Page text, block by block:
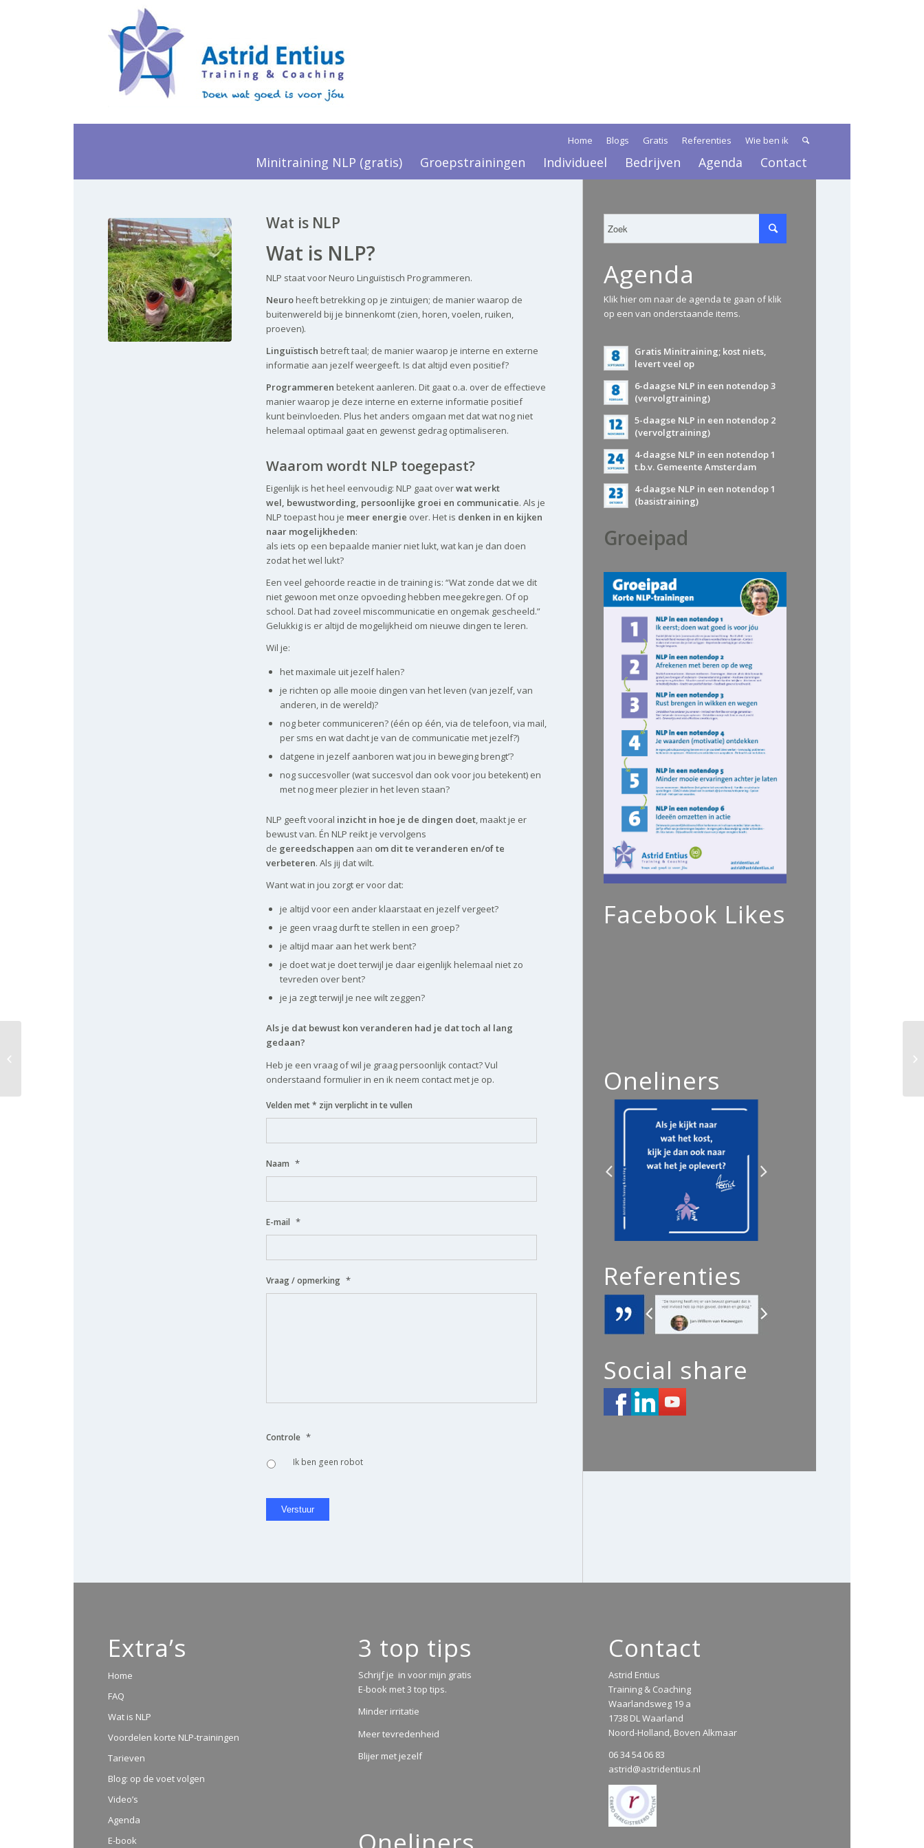
Home Blogs Gratis Referenties Wie ben ik
Minitraining NLP (gratis) Groepstrainingen Individueel Bedrijven Agenda Contact
Wat is NLP
Wat is NLP?
NLP staat voor Neuro Linguïstisch Programmeren.
Neuroheeft betrekking op je zintuigen; de manier waarop de
buitenwereld bij je binnenkomt (zien, horen, voelen, ruiken,
proeven).
Linguïstisch betreft taal; de manier waarop je interne en externe
informatie aan jezelf weergeeft. Is dat altijd even positief?
Programmeren betekent aanleren. Dit gaat o.a. over de effectieve
manier waarop je deze interne en externe informatie positief
kunt beïnvloeden. Plus het anders omgaan met dat wat nog niet
helemaal optimaal gaat en gewenst gedrag optimaliseren.
Waarom wordt NLP toegepast?
Eigenlijk is het heel eenvoudig: NLP gaat overwat werkt
wel, bewustwording, persoonlijke groei en communicatie. Als je
NLP toepast hou je meer energie over. Het is denken in en kijken
naar mogelijkheden:
als iets op een bepaalde manier niet lukt, wat kan je dan doen
zodat het wel lukt?
Een veel gehoorde reactie in de training is: “Wat zonde dat we dit
niet gewoon met onze opvoeding hebben meegekregen. Of op
school. Dat had zoveel miscommunicatie en ongemak gescheeld.”
Gelukkig is er altijd de mogelijkheid om nieuwe dingen te leren.
Wil je:
het maximale uit jezelf halen?
je richten op alle mooie dingen van het leven (van jezelf, van
anderen, in de wereld)?
nog beter communiceren? (één op één, via de telefoon, via mail,
per sms en wat dacht je van de communicatie met jezelf?)
datgene in jezelf aanboren wat jou in beweging brengt’?
nog succesvoller (wat succesvol dan ook voor jou betekent) en
met nog meer plezier in het leven staan?
NLP geeft vooral inzicht in hoe je de dingen doet, maakt je er
bewust van. Én NLP reikt je vervolgens
de gereedschappen aan om dit te veranderen en/of te
verbeteren. Als jij dat wilt.
Want wat in jou zorgt er voor dat:
je altijd voor een ander klaarstaat en jezelf vergeet?
je geen vraag durft te stellen in een groep?
je altijd maar aan het werk bent?
je doet wat je doet terwijl je daar eigenlijk helemaal niet zo
tevreden over bent?
je ja zegt terwijl je nee wilt zeggen?
Als je dat bewust kon veranderen had je dat toch al lang
gedaan?
Heb je een vraag of wil je graag persoonlijk contact? Vul
onderstaand formulier in en ik neem contact met je op.
Velden met * zijn verplicht in te vullen
Naam *
E-mail *
Vraag / opmerking *
Controle *
Ik ben geen robot
Agenda
Klik hier om naar de agenda te gaan of klik
op een van onderstaande items.
Gratis Minitraining; kost niets,
levert veel op
6-daagse NLP in een notendop 3
(vervolgtraining)
5-daagse NLP in een notendop 2
(vervolgtraining)
4-daagse NLP in een notendop 1
t.b.v. Gemeente Amsterdam
4-daagse NLP in een notendop 1
(basistraining)
Groeipad
Facebook Likes
Oneliners
Referenties
Social share
Extra’s
Home
FAQ
Wat is NLP
Voordelen korte NLP-trainingen
Tarieven
Blog: op de voet volgen
Video’s
Agenda
E-book
3 top tips
Schrijf je in voor mijn gratis
E-book met 3 top tips.
Minder irritatie
Meer tevredenheid
Blijer met jezelf
Contact
Astrid Entius
Training & Coaching
Waarlandsweg 19 a
1738 DL Waarland
Noord-Holland, Boven Alkmaar
06 34 54 06 83
astrid@astridentius.nl